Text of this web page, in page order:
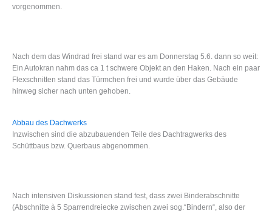
vorgenommen.
Nach dem das Windrad frei stand war es am Donnerstag 5.6. dann so weit:
Ein Autokran nahm das ca 1 t schwere Objekt an den Haken. Nach ein paar
Flexschnitten stand das Türmchen frei und wurde über das Gebäude
hinweg sicher nach unten gehoben.
Abbau des Dachwerks
Inzwischen sind die abzubauenden Teile des Dachtragwerks des
Schüttbaus bzw. Querbaus abgenommen.
Nach intensiven Diskussionen stand fest, dass zwei Binderabschnitte
(Abschnitte à 5 Sparrendreiecke zwischen zwei sog.“Bindern“, also der